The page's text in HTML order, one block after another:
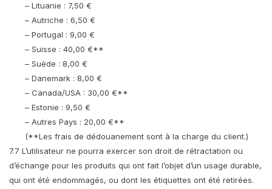
– Lituanie : 7,50 €
– Autriche : 6,50 €
– Portugal : 9,00 €
– Suisse : 40,00 €**
– Suède : 8,00 €
– Danemark : 8,00 €
– Canada/USA : 30,00 €**
– Estonie : 9,50 €
– Autres Pays : 20,00 €**
(**Les frais de dédouanement sont à la charge du client.)
7.7 L’utilisateur ne pourra exercer son droit de rétractation ou
d’échange pour les produits qui ont fait l’objet d’un usage durable,
qui ont été endommagés, ou dont les étiquettes ont été retirées.